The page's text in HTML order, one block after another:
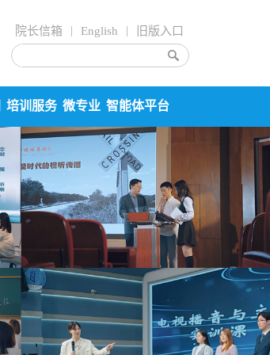
院长信箱 English 旧版入口
培训服务 微专业 智能体平台